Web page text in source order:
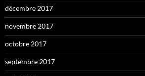
décembre 2017
novembre 2017
octobre 2017
septembre 2017